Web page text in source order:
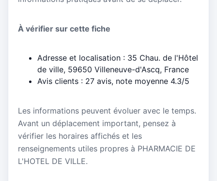
À vérifier sur cette fiche
Adresse et localisation : 35 Chau. de l'Hôtel
de ville, 59650 Villeneuve-d'Ascq, France
Avis clients : 27 avis, note moyenne 4.3/5
Les informations peuvent évoluer avec le temps.
Avant un déplacement important, pensez à
vérifier les horaires affichés et les
renseignements utiles propres à PHARMACIE DE
L'HOTEL DE VILLE.